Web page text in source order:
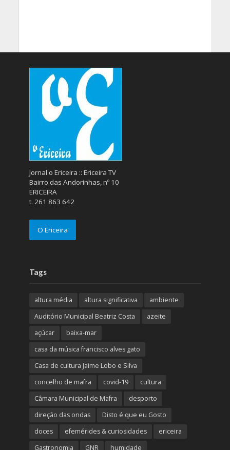
Jornal o Ericeira :: Ericeira TV
Bairro das Andorinhas, nº 10
ERICEIRA
t. 261 863 642
O Ericeira
Tags
altura média altura significativa
ambiente
Auditório Municipal Beatriz Costa
azeite
açúcar
baixa-mar
casa da música francisco alves gato
Casa de cultura Jaime Lobo e Silva
concelho de mafra
covid-19
cultura
Câmara Municipal de Mafra
desporto
direção das ondas
Disto é que eu Gosto
doces
efemérides & curiosidades
ericeira
Gastronomia
GNR humidade